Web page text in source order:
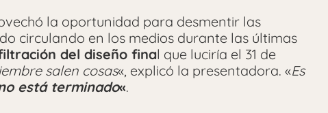
la oportunidad para desmentir las
circulando en los medios durante las últimas
del diseño final que luciría el 31 de
salen cosas«, explicó la presentadora. «Es
está terminado«.